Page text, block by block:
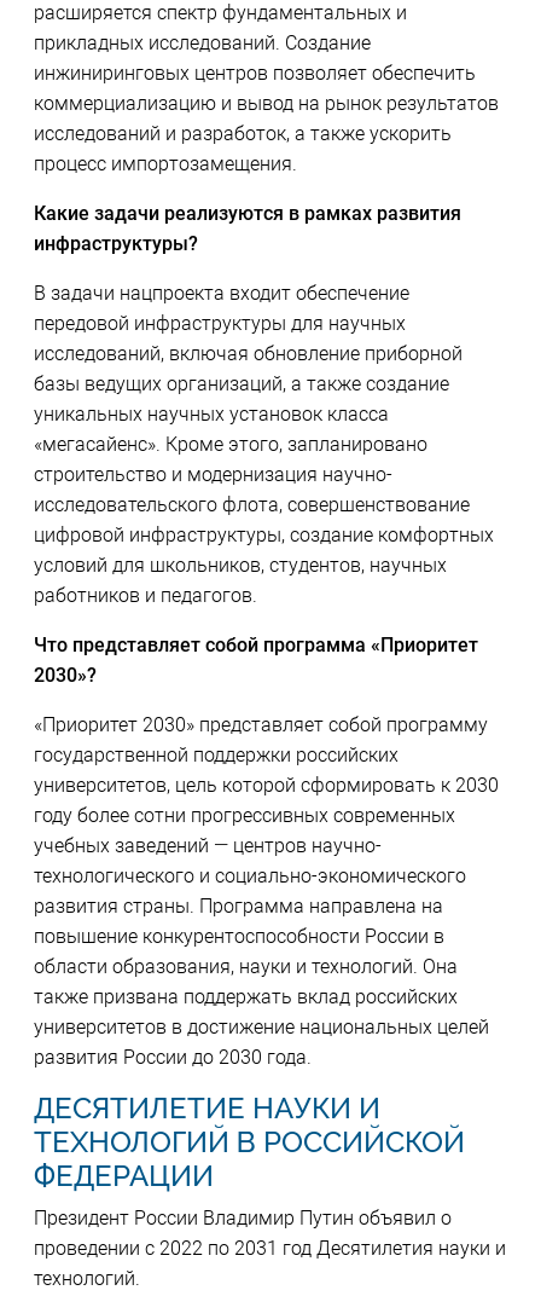
расширяется спектр фундаментальных и
прикладных исследований. Создание
инжиниринговых центров позволяет обеспечить
коммерциализацию и вывод на рынок результатов
исследований и разработок, а также ускорить
процесс импортозамещения.
Какие задачи реализуются в рамках развития
инфраструктуры?
В задачи нацпроекта входит обеспечение
передовой инфраструктуры для научных
исследований, включая обновление приборной
базы ведущих организаций, а также создание
уникальных научных установок класса
«мегасайенс». Кроме этого, запланировано
строительство и модернизация научно-
исследовательского флота, совершенствование
цифровой инфраструктуры, создание комфортных
условий для школьников, студентов, научных
работников и педагогов.
Что представляет собой программа «Приоритет
2030»?
«Приоритет 2030» представляет собой программу
государственной поддержки российских
университетов, цель которой сформировать к 2030
году более сотни прогрессивных современных
учебных заведений — центров научно-
технологического и социально-экономического
развития страны. Программа направлена на
повышение конкурентоспособности России в
области образования, науки и технологий. Она
также призвана поддержать вклад российских
университетов в достижение национальных целей
развития России до 2030 года.
ДЕСЯТИЛЕТИЕ НАУКИ И
ТЕХНОЛОГИЙ В РОССИЙСКОЙ
ФЕДЕРАЦИИ
Президент России Владимир Путин объявил о
проведении с 2022 по 2031 год Десятилетия науки и
технологий.